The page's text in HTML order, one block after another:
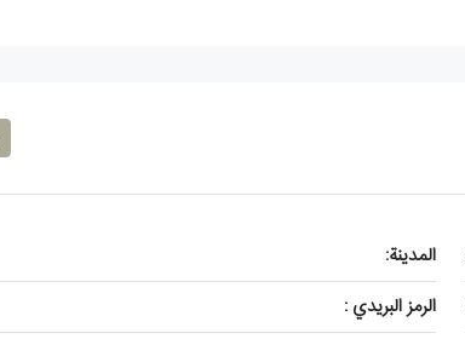
المدينة:
الرمز البريدي :